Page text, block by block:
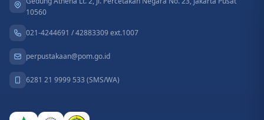
10560
021-4244691 / 42883309 ext.1007
perpustakaan@pom.go.id
6281 21 9999 533 (SMS/WA)